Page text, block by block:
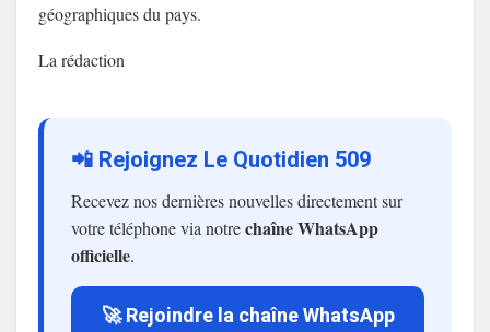
géographiques du pays.
La rédaction
📲 Rejoignez Le Quotidien 509
Recevez nos dernières nouvelles directement sur
votre téléphone via notrechaîne WhatsApp
officielle.
🚀 Rejoindre la chaîne WhatsApp